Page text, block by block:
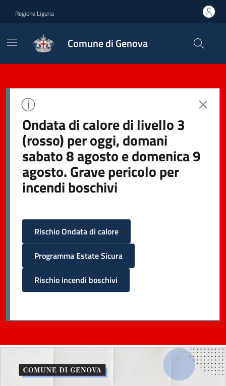
Regione Liguria
Comune di Genova
Ondata di calore di livello 3
(rosso) per oggi, domani
sabato 8 agosto e domenica 9
agosto. Grave pericolo per
incendi boschivi
Rischio Ondata di calore
Programma Estate Sicura
Rischio incendi boschivi